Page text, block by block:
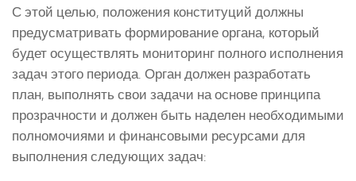
С этой целью, положения конституций должны
предусматривать формирование органа, который
будет осуществлять мониторинг полного исполнения
задач этого периода. Орган должен разработать
план, выполнять свои задачи на основе принципа
прозрачности и должен быть наделен необходимыми
полномочиями и финансовыми ресурсами для
выполнения следующих задач: